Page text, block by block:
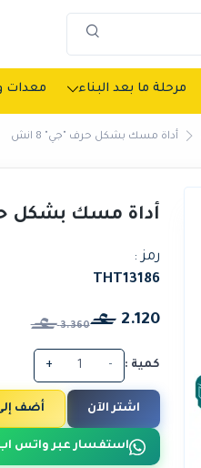
مرحلة ما بعد البناء معدات
أداة مسك بشكل حرف "جي" 8 انش
أداة مسك بشكل حرف
رمز :
THT13186
2.120
3.360
كمية : -
+
اشتر الآن أضف
استفسار عبر واتس